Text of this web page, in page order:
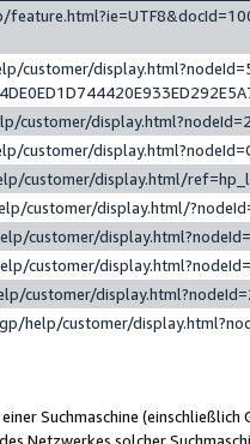
customer/
customer/
customer/
customer/display.html/
customer/display.html/
customer/
customer/
customer/
help/customer/
Suchmaschine
Netzwerkes solcher